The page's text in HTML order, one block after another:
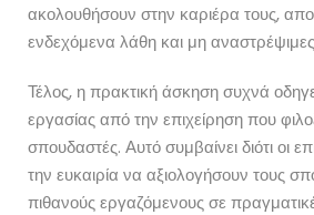
ακολουθήσουν στην καριέρα τους,
ενδεχόμενα λάθη και μη
Τέλος, η πρακτική άσκηση συχνά
εργασίας από την επιχείρηση που
σπουδαστές. Αυτό συμβαίνει διότι οι
την ευκαιρία να αξιολογήσουν τους
πιθανούς εργαζόμενους σε